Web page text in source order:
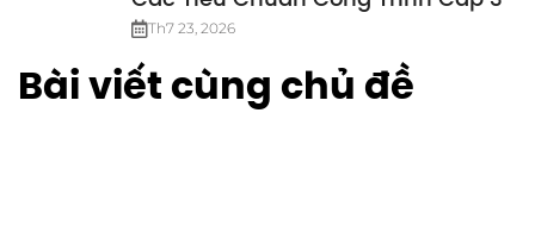
Th7 23, 2026
Bài viết cùng chủ đề